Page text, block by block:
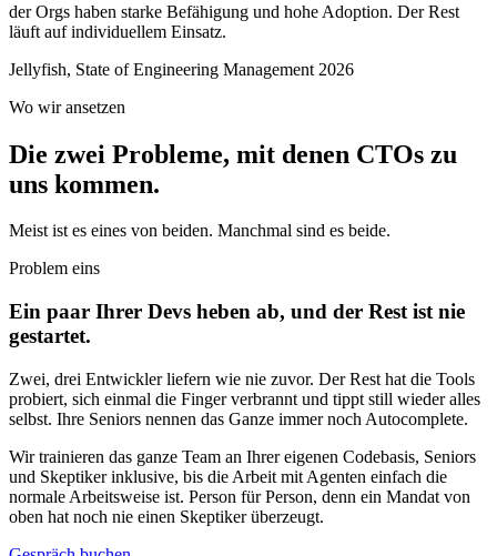
der Orgs haben starke Befähigung und hohe Adoption. Der Rest
läuft auf individuellem Einsatz.
Jellyfish, State of Engineering Management 2026
Wo wir ansetzen
Die zwei Probleme, mit denen CTOs zu
uns kommen.
Meist ist es eines von beiden. Manchmal sind es beide.
Problem eins
Ein paar Ihrer Devs heben ab, und der Rest ist nie
gestartet.
Zwei, drei Entwickler liefern wie nie zuvor. Der Rest hat die Tools
probiert, sich einmal die Finger verbrannt und tippt still wieder alles
selbst. Ihre Seniors nennen das Ganze immer noch Autocomplete.
Wir trainieren das ganze Team an Ihrer eigenen Codebasis, Seniors
und Skeptiker inklusive, bis die Arbeit mit Agenten einfach die
normale Arbeitsweise ist. Person für Person, denn ein Mandat von
oben hat noch nie einen Skeptiker überzeugt.